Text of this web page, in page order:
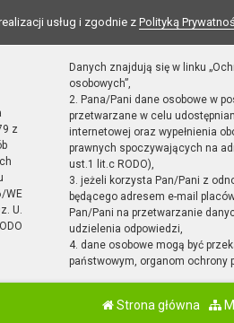
usług i zgodnie z Polityką
z
WE
U.
Danych znajdują się w linku
osobowych”,
2. Pana/Pani dane osobowe w
przetwarzane w celu
internetowej oraz wypełnienia
prawnych spoczywających na
ust.1 lit.c RODO),
3. jeżeli korzysta Pan/Pani z
będącego adresem e-mail
Pan/Pani na przetwarzanie
udzielenia odpowiedzi,
4. dane osobowe mogą być
państwowym, organom ochrony
Strona główna